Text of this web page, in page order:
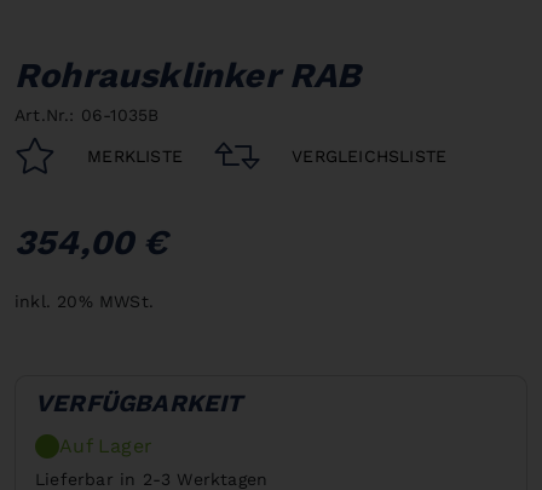
Rohrausklinker RAB
Art.Nr.: 06-1035B
MERKLISTE VERGLEICHSLISTE
354,00 €
inkl. 20% MWSt.
VERFÜGBARKEIT
Auf Lager
Lieferbar in 2-3 Werktagen